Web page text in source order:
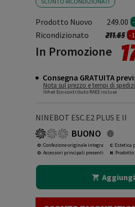
Prodotto Nuovo 249.00
Ricondizionato Prezzo
211.65a-
In Promozione
Consegna GRATUITA
Nota sul prezzo e tempi di
IVA ed Eco-contributo RAEE incluse
NINEBOT ESC.E2 PLUS E II
BUONO
O: Confezione originale integra
O: Accessori principali presenti
C: Estetica
N: